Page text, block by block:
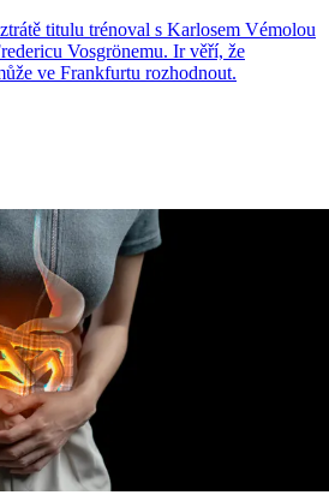
titulu trénoval s Karlosem Vémolou
Vosgrönemu. Ir věří, že
ve Frankfurtu rozhodnout.